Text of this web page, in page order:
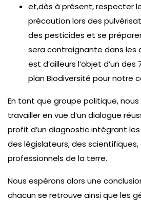
et,dès à présent, respecter
précaution lors des
des pesticides et se
sera contraignante dans les
est d’ailleurs l’objet d’un
plan Biodiversité pour notre
En tant que groupe politique,
travailler en vue d’un dialogue
profit d’un diagnostic intégrant
des législateurs, des
professionnels de la terre.
Nous espérons alors une
chacun se retrouve ainsi que les